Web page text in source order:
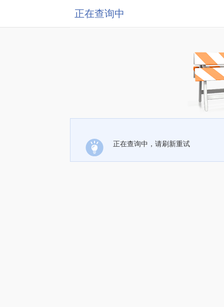
正在查询中
正在查询中，请刷新重试